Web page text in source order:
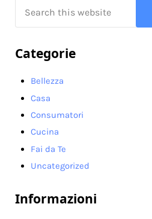
Categorie
Bellezza
Casa
Consumatori
Cucina
Fai da Te
Uncategorized
Informazioni